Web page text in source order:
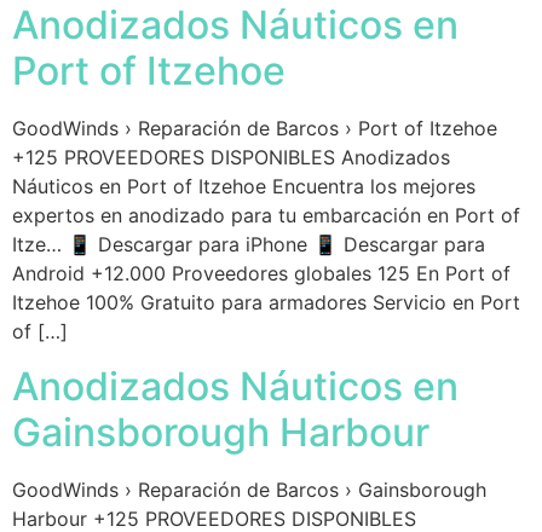
Anodizados Náuticos en
Port of Itzehoe
GoodWinds › Reparación de Barcos › Port of Itzehoe
+125 PROVEEDORES DISPONIBLES Anodizados
Náuticos en Port of Itzehoe Encuentra los mejores
expertos en anodizado para tu embarcación en Port of
Itze… 📱 Descargar para iPhone 📱 Descargar para
Android +12.000 Proveedores globales 125 En Port of
Itzehoe 100% Gratuito para armadores Servicio en Port
of […]
Anodizados Náuticos en
Gainsborough Harbour
GoodWinds › Reparación de Barcos › Gainsborough
Harbour +125 PROVEEDORES DISPONIBLES